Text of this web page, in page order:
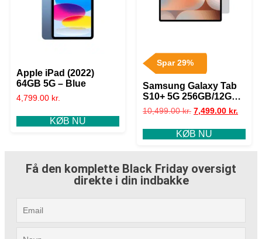
Apple iPad (2022)
64GB 5G – Blue
4,799.00 kr.
KØB NU
Spar 29%
Samsung Galaxy Tab
S10+ 5G 256GB/12GB
– Platinum Silver
10,499.00kr. 7,499.00 kr.
KØB NU
Få den komplette Black Friday oversigt
direkte i din indbakke